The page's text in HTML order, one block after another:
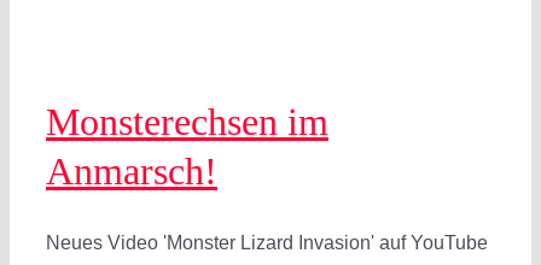
Monsterechsen im
Anmarsch!
Neues Video 'Monster Lizard Invasion' auf YouTube